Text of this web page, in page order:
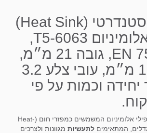
מפזר חום סטנדרטי (Heat Sink)
מסגסוגת אלומיניום T5-6063,
בתקן EN 755 E, גובה 21 מ״מ,
רוחב 102.1 מ״מ, עובי צלע 3.2
וכמות על פי
ב-BTI אנו מוכרים פרופילי אלומיניום המשמשים כמפזרי חום (Heat-
לתעשיות מגוונות ולצרכים